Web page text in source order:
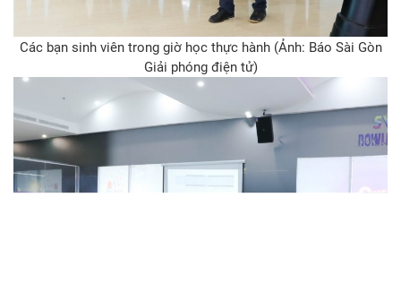
Các bạn sinh viên trong giờ học thực hành (Ảnh: Báo Sài Gòn
Giải phóng điện tử)